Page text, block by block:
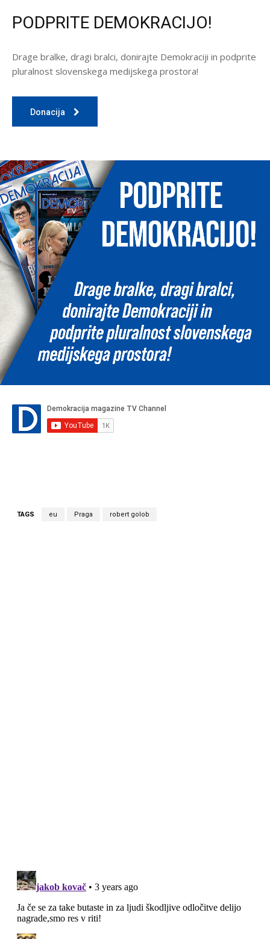
PODPRITE DEMOKRACIJO!
Drage bralke, dragi bralci, donirajte Demokraciji in podprite
pluralnost slovenskega medijskega prostora!
Donacija
TAGS eu Praga robert golob